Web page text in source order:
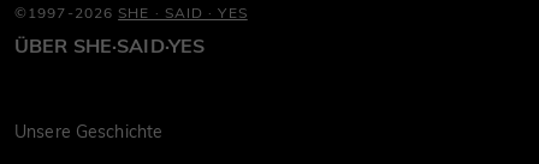
©1997-2026 SHE · SAID · YES
ÜBER SHE·SAID·YES
Unsere Geschichte